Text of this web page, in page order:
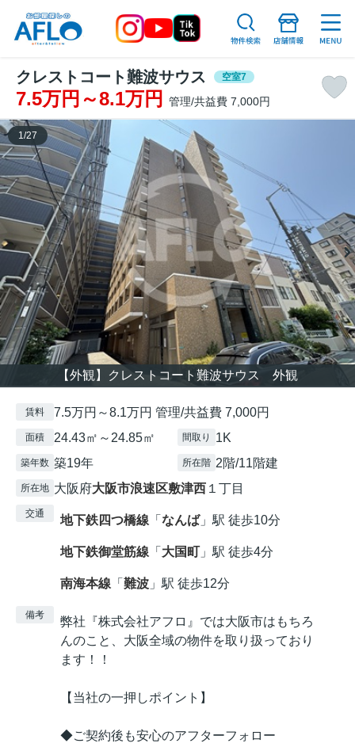
クレストコート難波サウス 空室7
7.5万円～8.1万円 管理/共益費 7,000円
【外観】クレストコート難波サウス 外観
1 /27
賃料 7.5万円～8.1万円 管理/共益費 7,000円
面積 24.43㎡～24.85㎡ 間取り 1K
築年数 築19年 所在階 2階/11階建
所在地 大阪府大阪市浪速区敷津西 １丁目
交通 地下鉄四つ橋線 「 なんば」駅 徒歩10分
地下鉄御堂筋線 「 大国町 」駅 徒歩4分
南海本線 「 難波 」駅 徒歩12分
備考
弊社『株式会社アフロ』では大阪市はもちろ
んのこと、大阪全域の物件を取り扱っており
ます！！
【当社の一押しポイント】
◆ご契約後も安心のアフターフォロー